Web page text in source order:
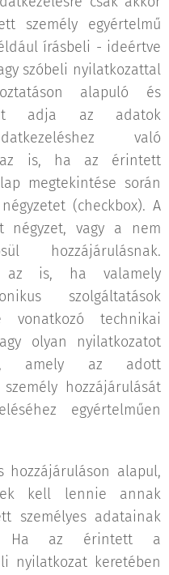
személy egyértelmű
írásbeli - ideértve
szóbeli nyilatkozattal
alapuló és
adja az adatok
való
az is, ha az érintett
megtekintése során
(checkbox). A
négyzet, vagy a nem
hozzájárulásnak.
az is, ha valamely
szolgáltatások
vonatkozó technikai
olyan nyilatkozatot
amely az adott
hozzájárulását
egyértelműen
hozzájáruláson alapul,
kell lennie annak
személyes adatainak
Ha az érintett a
nyilatkozat keretében